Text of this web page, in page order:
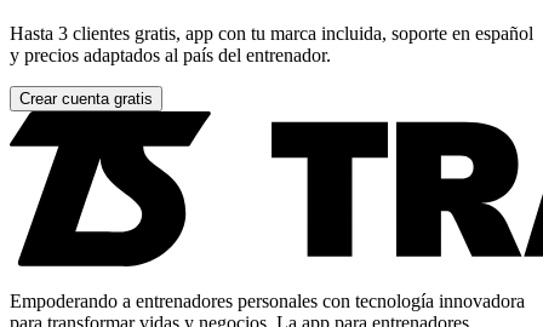
Hasta 3 clientes gratis, app con tu marca incluida, soporte en español
y precios adaptados al país del entrenador.
Crear cuenta gratis
Empoderando a entrenadores personales con tecnología innovadora
para transformar vidas y negocios. La app para entrenadores